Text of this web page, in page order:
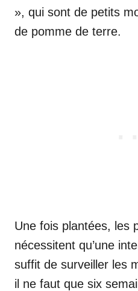
», qui sont de petits
de pomme de terre.
Une fois plantées, les
nécessitent qu’une
suffit de surveiller les
il ne faut que six